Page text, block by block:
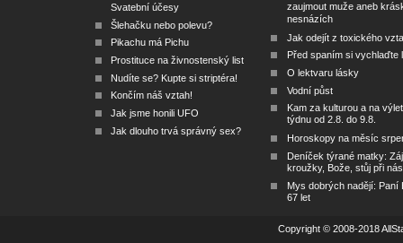
Svatební účesy
Šlehačku nebo polevu?
Pikachu má Pichu
Prostituce na živnostenský list
Nudíte se? Kupte si striptéra!
Končím náš vztah!
Jak jsme honili UFO
Jak dlouho trvá správný sex?
zaujmout muže aneb
nesnázích
Jak odejít z toxického
Před spaním si vychlaďte
O lektvaru lásky
Vodní půst
Kam za kulturou a na
týdnu od 2.8. do 9.8.
Horoskopy na měsíc
Deníček týrané matky:
kroužky, Bože, stůj při nás
Mys dobrých nadějí: Paní
67 let
Copyright © 2008-2018